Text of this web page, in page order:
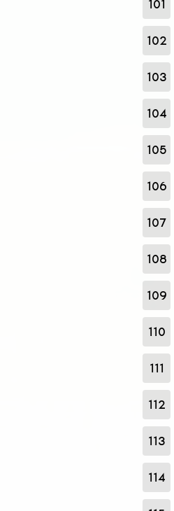
101
102
103
104
105
106
107
108
109
110
111
112
113
114